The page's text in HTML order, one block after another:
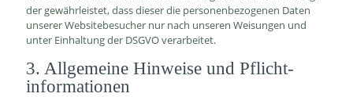
der gewährleistet, dass dieser die personenbezogenen Daten
unserer Websitebesucher nur nach unseren Weisungen und
unter Einhaltung der DSGVO verarbeitet.
3. Allgemeine Hinweise und Pflicht­
informationen